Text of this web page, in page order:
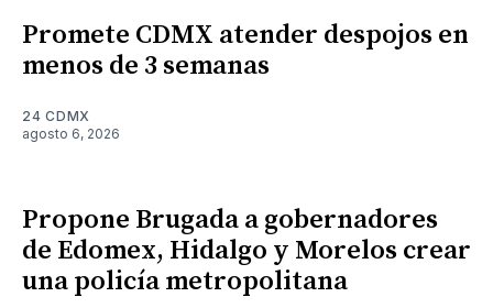
Promete CDMX atender despojos en
menos de 3 semanas
24 CDMX
agosto 6, 2026
Propone Brugada a gobernadores
de Edomex, Hidalgo y Morelos crear
una policía metropolitana